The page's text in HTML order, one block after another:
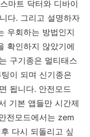
마트 닥터와 디바이
다. 그리고 설명하자
우회하는 방법인지
확인하지 않았기에
구기종은 멀티태스
이 되며 신기종은
됩니다. 안전모드
기본 앱들만 시간제
전모드에서는 zem
다시 되돌리고 싶